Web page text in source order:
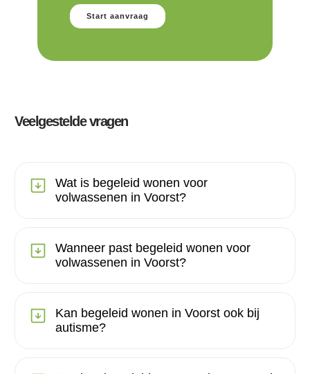
Start aanvraag
Veelgestelde vragen
Wat is begeleid wonen voor
volwassenen in Voorst?
Wanneer past begeleid wonen voor
volwassenen in Voorst?
Kan begeleid wonen in Voorst ook bij
autisme?